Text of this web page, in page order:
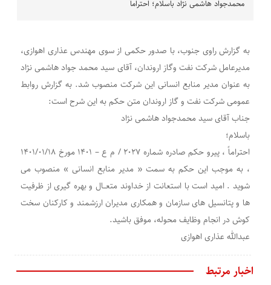
محمدجواد هاشمی نژاد باسلام؛ احتراماً
به گزارش راوی جنوب، با صدور حکمی از سوی مهندس عذاری اهوازی،
مدیرعامل شرکت نفت وگاز اروندان، آقای سید محمد جواد هاشمی نژاد
به عنوان مدیر منابع انسانی این شرکت منصوب شد. به گزارش روابط
عمومی شرکت نفت و گاز اروندان متن حکم به این شرح است:
جناب آقای سید محمدجواد هاشمی نژاد
باسلام؛
احتراماً ، پیرو حکم صادره شماره ۲۰۲۷ / م ع – ۱۴۰۱ مورخ ۱۴۰۱/۰۱/۱۸
، به موجب این حکم به سمت « مدیر منابع انسانی » منصوب می
شوید . امید است با استعانت از خداوند متعــال و بهره گیری از ظرفیت
ها و پتانسیل های سازمان و همکاری مدیران ارزشمند و کارکنان سخت
کوش در انجام وظایف محوله، ‌موفق باشید.
عبدالله عذاری اهوازی
اخبار مرتبط